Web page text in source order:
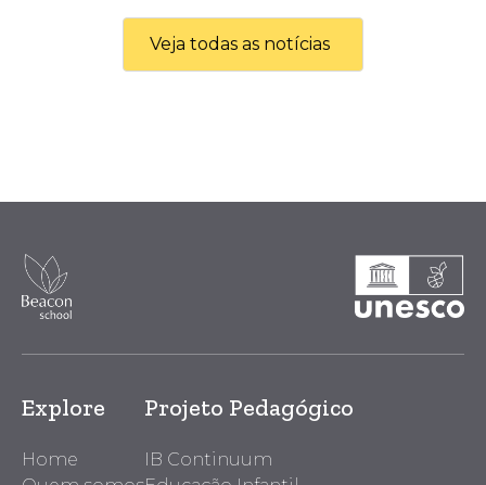
Veja todas as notícias
Explore
Home
Projeto Pedagógico
IB Continuum